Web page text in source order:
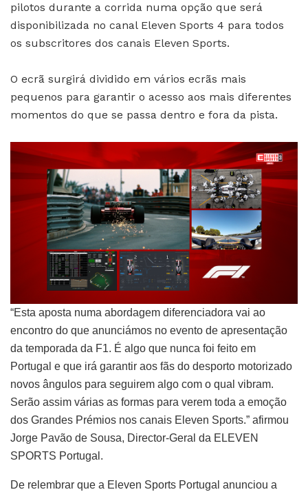
pilotos durante a corrida numa opção que será
disponibilizada no canal Eleven Sports 4 para todos
os subscritores dos canais Eleven Sports.
O ecrã surgirá dividido em vários ecrãs mais
pequenos para garantir o acesso aos mais diferentes
momentos do que se passa dentro e fora da pista.
“Esta aposta numa abordagem diferenciadora vai ao
encontro do que anunciámos no evento de apresentação
da temporada da F1. É algo que nunca foi feito em
Portugal e que irá garantir aos fãs do desporto motorizado
novos ângulos para seguirem algo com o qual vibram.
Serão assim várias as formas para verem toda a emoção
dos Grandes Prémios nos canais Eleven Sports.” afirmou
Jorge Pavão de Sousa, Director-Geral da ELEVEN
SPORTS Portugal.
De relembrar que a Eleven Sports Portugal anunciou a